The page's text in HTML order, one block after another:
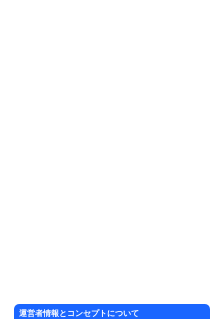
運営者情報とコンセプトについて